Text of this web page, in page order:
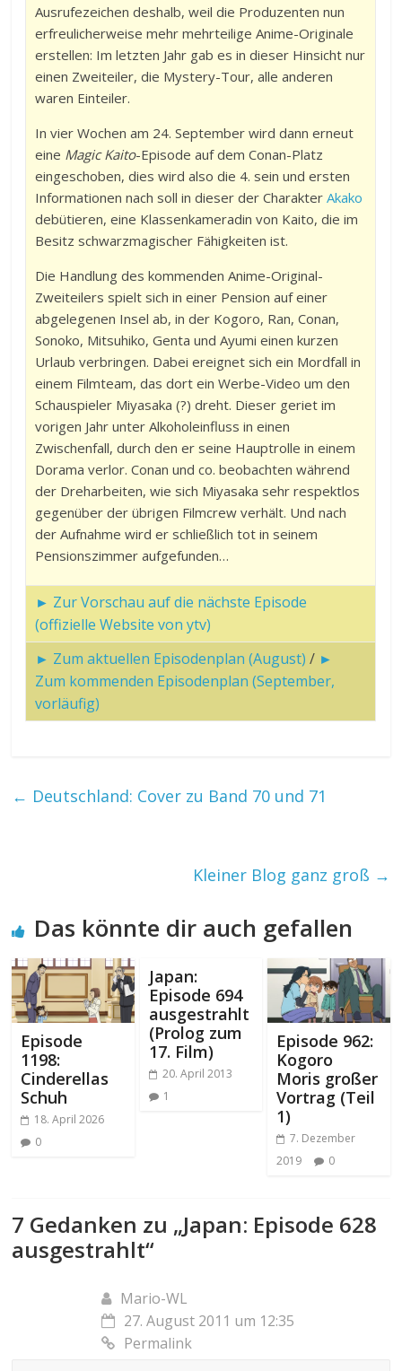
Ausrufezeichen deshalb, weil die Produzenten nun
erfreulicherweise mehr mehrteilige Anime-Originale
erstellen: Im letzten Jahr gab es in dieser Hinsicht nur
einen Zweiteiler, die Mystery-Tour, alle anderen
waren Einteiler.
In vier Wochen am 24. September wird dann erneut
eine Magic Kaito-Episode auf dem Conan-Platz
eingeschoben, dies wird also die 4. sein und ersten
Informationen nach soll in dieser der CharakterAkako
debütieren, eine Klassenkameradin von Kaito, die im
Besitz schwarzmagischer Fähigkeiten ist.
Die Handlung des kommenden Anime-Original-
Zweiteilers spielt sich in einer Pension auf einer
abgelegenen Insel ab, in der Kogoro, Ran, Conan,
Sonoko, Mitsuhiko, Genta und Ayumi einen kurzen
Urlaub verbringen. Dabei ereignet sich ein Mordfall in
einem Filmteam, das dort ein Werbe-Video um den
Schauspieler Miyasaka (?) dreht. Dieser geriet im
vorigen Jahr unter Alkoholeinfluss in einen
Zwischenfall, durch den er seine Hauptrolle in einem
Dorama verlor. Conan und co. beobachten während
der Dreharbeiten, wie sich Miyasaka sehr respektlos
gegenüber der übrigen Filmcrew verhält. Und nach
der Aufnahme wird er schließlich tot in seinem
Pensionszimmer aufgefunden…
► Zur Vorschau auf die nächste Episode
(offizielle Website von ytv)
► Zum aktuellen Episodenplan (August) / ►
Zum kommenden Episodenplan (September,
vorläufig)
← Deutschland: Cover zu Band 70 und 71
Kleiner Blog ganz groß →
Das könnte dir auch gefallen
Episode
1198:
Cinderellas
Schuh
18. April 2026
0
Japan:
Episode 694
ausgestrahlt
(Prolog zum
17. Film)
20. April 2013
1
Episode 962:
Kogoro
Moris großer
Vortrag (Teil
1)
7. Dezember
2019
0
7 Gedanken zu „Japan: Episode 628
ausgestrahlt“
Mario-WL
27. August 2011 um 12:35
Permalink